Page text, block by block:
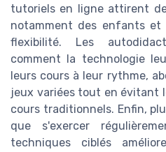
tutoriels en ligne attirent
notamment des enfants
flexibilité. Les
comment la technologie
leurs cours à leur rythme,
jeux variées tout en évitant
cours traditionnels. Enfin,
que s'exercer
techniques ciblés